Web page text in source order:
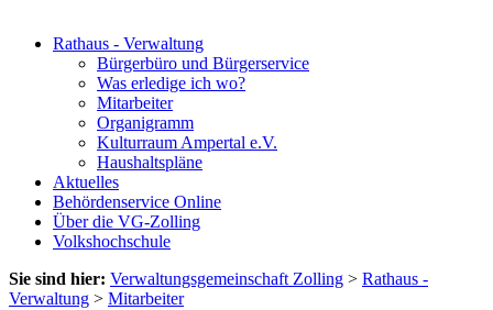
Rathaus - Verwaltung
Bürgerbüro und Bürgerservice
Was erledige ich wo?
Mitarbeiter
Organigramm
Kulturraum Ampertal e.V.
Haushaltspläne
Aktuelles
Behördenservice Online
Über die VG-Zolling
Volkshochschule
Sie sind hier: Verwaltungsgemeinschaft Zolling > Rathaus -
Verwaltung > Mitarbeiter